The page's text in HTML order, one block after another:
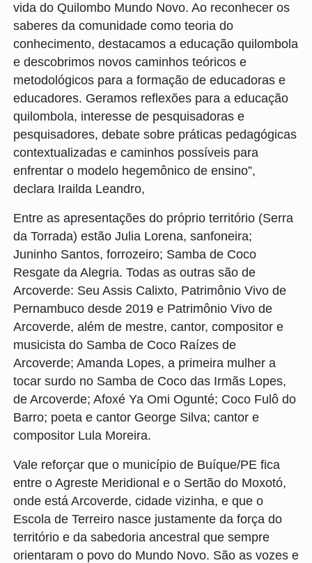
vida do Quilombo Mundo Novo. Ao reconhecer os
saberes da comunidade como teoria do
conhecimento, destacamos a educação quilombola
e descobrimos novos caminhos teóricos e
metodológicos para a formação de educadoras e
educadores. Geramos reflexões para a educação
quilombola, interesse de pesquisadoras e
pesquisadores, debate sobre práticas pedagógicas
contextualizadas e caminhos possíveis para
enfrentar o modelo hegemônico de ensino”,
declara Irailda Leandro,
Entre as apresentações do próprio território (Serra
da Torrada) estão Julia Lorena, sanfoneira;
Juninho Santos, forrozeiro; Samba de Coco
Resgate da Alegria. Todas as outras são de
Arcoverde: Seu Assis Calixto, Patrimônio Vivo de
Pernambuco desde 2019 e Patrimônio Vivo de
Arcoverde, além de mestre, cantor, compositor e
musicista do Samba de Coco Raízes de
Arcoverde; Amanda Lopes, a primeira mulher a
tocar surdo no Samba de Coco das Irmãs Lopes,
de Arcoverde; Afoxé Ya Omi Ogunté; Coco Fulô do
Barro; poeta e cantor George Silva; cantor e
compositor Lula Moreira.
Vale reforçar que o município de Buíque/PE fica
entre o Agreste Meridional e o Sertão do Moxotó,
onde está Arcoverde, cidade vizinha, e que o
Escola de Terreiro nasce justamente da força do
território e da sabedoria ancestral que sempre
orientaram o povo do Mundo Novo. São as vozes e